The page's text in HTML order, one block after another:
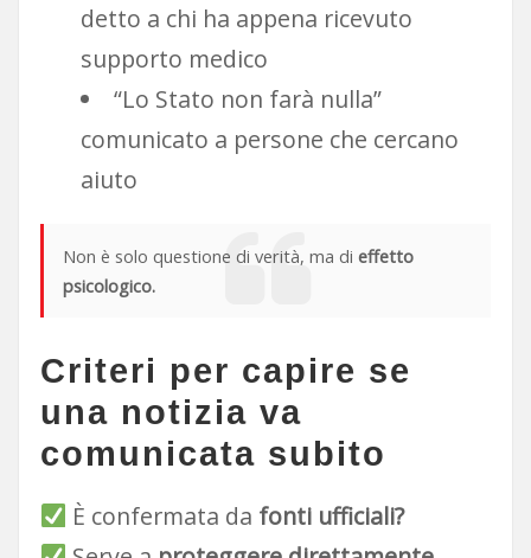
detto a chi ha appena ricevuto
supporto medico
“Lo Stato non farà nulla”
comunicato a persone che cercano
aiuto
Non è solo questione di verità, ma dieffetto
psicologico.
Criteri per capire se
una notizia va
comunicata subito
È confermata da fonti ufficiali?